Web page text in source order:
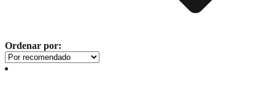
Ordenar por: